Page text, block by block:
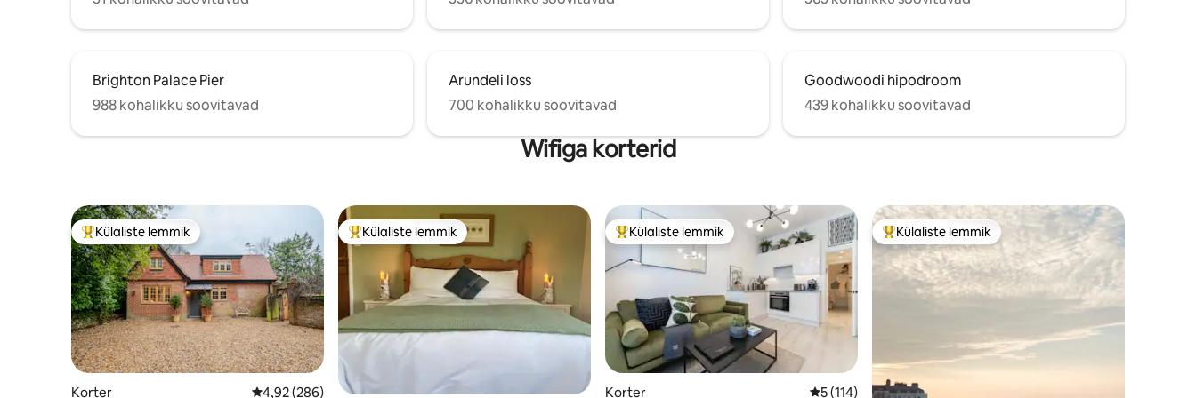
Brighton Palace Pier
988 kohalikku soovitavad
Arundeli loss
700 kohalikku soovitavad
Goodwoodi hipodroom
439 kohalikku soovitavad
Wifiga korterid
Külaliste suur lemmik
Külaliste lemmik
Korter Keskmine hinnang 4,92/5, 286 hinnangut
4,92 (286)
Külaliste suur lemmik
Külaliste lemmik Külaliste suur lemmik
Külaliste lemmik
Korter Keskmine hinnang 5/5, 114 hinnangut
5 (114)
Külaliste suur lemmik
Külaliste lemmik